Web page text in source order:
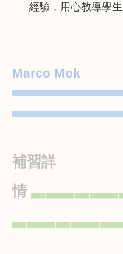
經驗，用心教導學生
Marco Mok
補習詳
情